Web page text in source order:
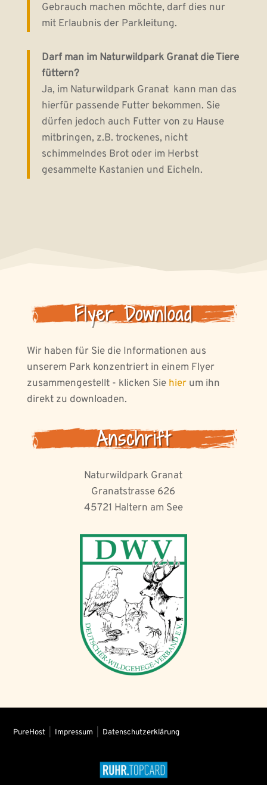
Gebrauch machen möchte, darf dies nur
mit Erlaubnis der Parkleitung.
Darf man im Naturwildpark Granat die Tiere
füttern?
Ja, im Naturwildpark Granat kann man das
hierfür passende Futter bekommen. Sie
dürfen jedoch auch Futter von zu Hause
mitbringen, z.B. trockenes, nicht
schimmelndes Brot oder im Herbst
gesammelte Kastanien und Eicheln.
Flyer Download
Wir haben für Sie die Informationen aus
unserem Park konzentriert in einem Flyer
zusammengestellt - klicken Sie hierum ihn
direkt zu downloaden.
Anschrift
Naturwildpark Granat
Granatstrasse 626
45721 Haltern am See
PureHost Impressum Datenschutzerklärung